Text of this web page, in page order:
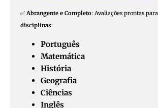
✅ Abrangente e Completo: Avaliações prontas para
disciplinas:
Português
Matemática
História
Geografia
Ciências
Inglês